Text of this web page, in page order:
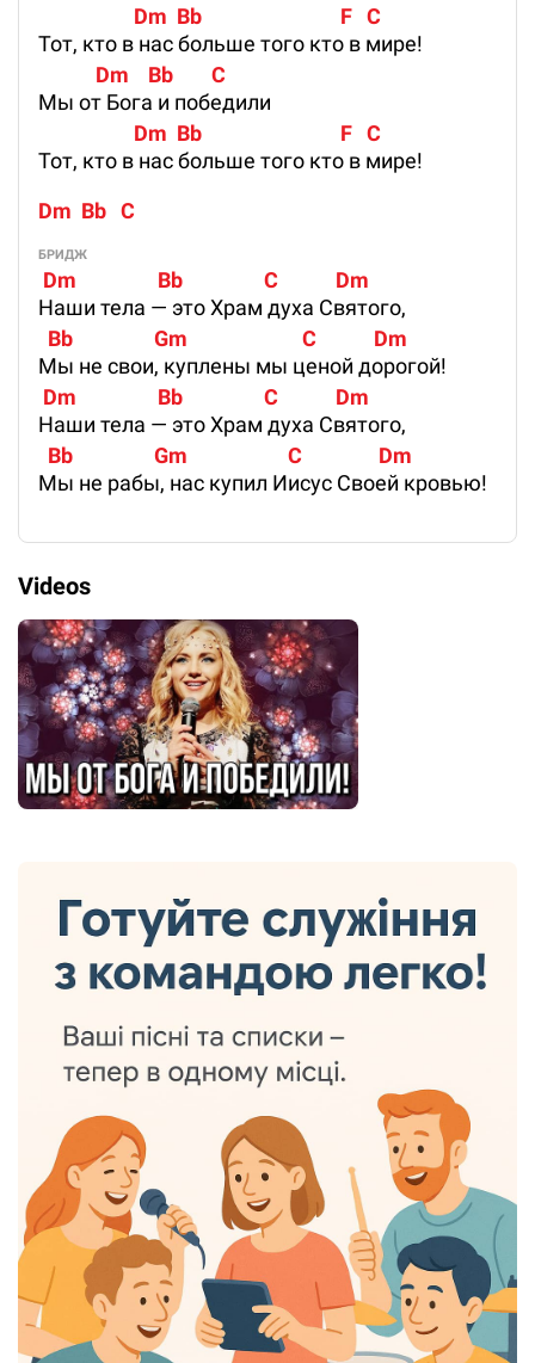
                    Dm  Bb                             F   C
Тот, кто в нас больше того кто в мире!
            Dm    Bb        C
Мы от Бога и победили
                    Dm  Bb                             F   C
Тот, кто в нас больше того кто в мире!
Dm  Bb   C
БРИДЖ
Dm                 Bb                 C            Dm
Наши тела — это Храм духа Святого,
  Bb                 Gm                        C            Dm
Мы не свои, куплены мы ценой дорогой!
Dm                 Bb                 C            Dm
Наши тела — это Храм духа Святого,
  Bb                 Gm                     C                Dm
Мы не рабы, нас купил Иисус Своей кровью!
Videos